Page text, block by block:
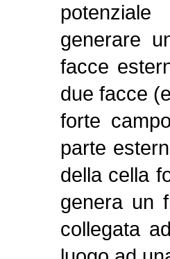
generare
facce
due facce
forte
parte
della cella
genera un
collegata